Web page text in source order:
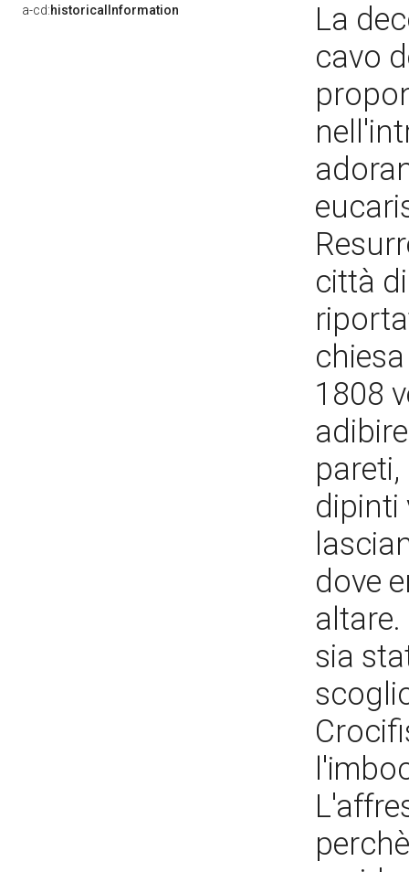
a-cd:historicalInformation
La
cavo
città
1808
dipinti
dove
sia